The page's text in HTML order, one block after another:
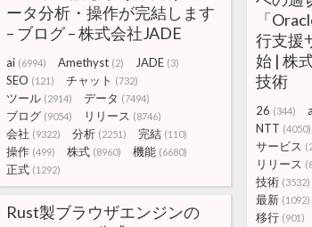
ータ分析・操作が完結します
– ブログ – 株式会社JADE
ai (6994) Amethyst (2) JADE (3)
SEO (121) チャット (732)
ツール (2914) データ (7494)
ブログ (9054) リリース (8746)
会社 (9322) 分析 (2251) 完結 (110)
操作 (499) 株式 (8960) 機能 (6680)
正式 (1292)
「
行支援
始 | 株
技術
26 (344)
NTT (4050)
サービス
リリース
技術 (3532)
最新 (1092)
移行 (901)
Rust製ブラウザエンジンの